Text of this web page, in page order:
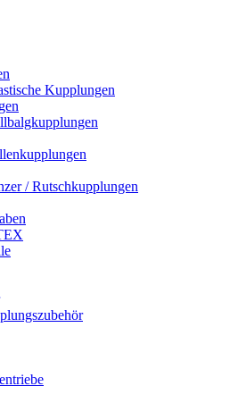
Kupplungen
/ Rutschkupplungen